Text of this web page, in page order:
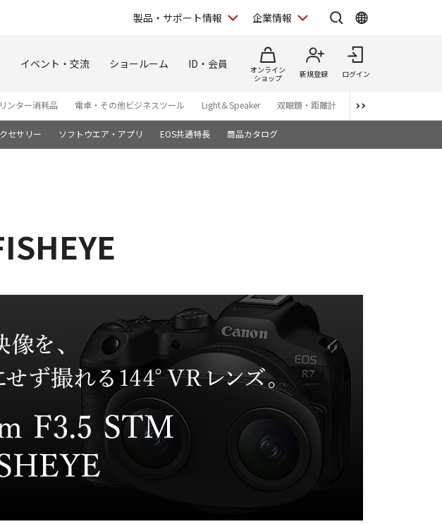
製品・サポート情報 企業情報
イベント・交流 ショールーム ID・会員
オンライン
ショップ
新規登録 ログイン
ンター消耗品 電卓・その他ビジネスツール Light＆Speaker 双眼鏡・距離計 写真集
セサリー ソフトウエア・アプリ EOS共通特長 商品カタログ